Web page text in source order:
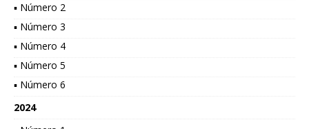
▪ Número 2
▪ Número 3
▪ Número 4
▪ Número 5
▪ Número 6
2024